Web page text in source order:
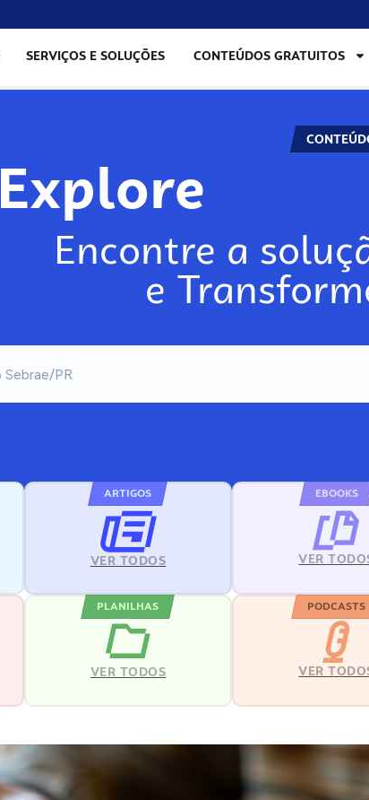
SERVIÇOS E SOLUÇÕES CONTEÚDOS GRATUITOS
Explore
Encontre a
e
ARTIGOS
VER TODOS
EBOOKS
VER
PLANILHAS
VER TODOS
PODCASTS
VER